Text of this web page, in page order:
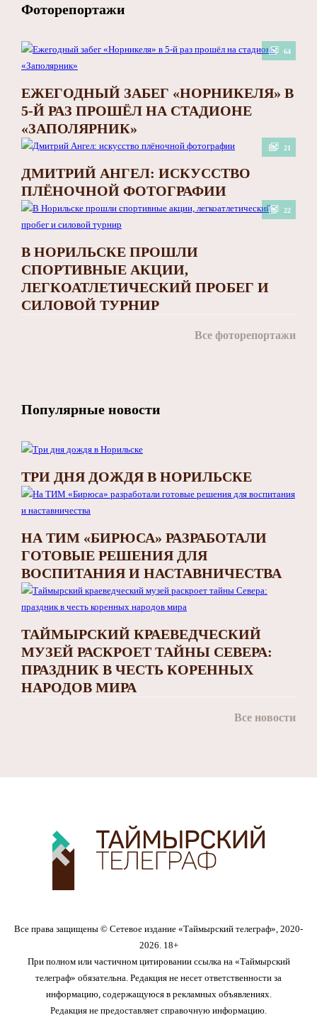
Фоторепортажи
64
ЕЖЕГОДНЫЙ ЗАБЕГ «НОРНИКЕЛЯ» В
5-Й РАЗ ПРОШЁЛ НА СТАДИОНЕ
«ЗАПОЛЯРНИК»
21
ДМИТРИЙ АНГЕЛ: ИСКУССТВО
ПЛЁНОЧНОЙ ФОТОГРАФИИ
22
В НОРИЛЬСКЕ ПРОШЛИ
СПОРТИВНЫЕ АКЦИИ,
ЛЕГКОАТЛЕТИЧЕСКИЙ ПРОБЕГ И
СИЛОВОЙ ТУРНИР
Все фоторепортажи
Популярные новости
ТРИ ДНЯ ДОЖДЯ В НОРИЛЬСКЕ
НА ТИМ «БИРЮСА» РАЗРАБОТАЛИ
ГОТОВЫЕ РЕШЕНИЯ ДЛЯ
ВОСПИТАНИЯ И НАСТАВНИЧЕСТВА
ТАЙМЫРСКИЙ КРАЕВЕДЧЕСКИЙ
МУЗЕЙ РАСКРОЕТ ТАЙНЫ СЕВЕРА:
ПРАЗДНИК В ЧЕСТЬ КОРЕННЫХ
НАРОДОВ МИРА
Все новости
Все права защищены © Сетевое издание «Таймырский телеграф», 2020-
2026. 18+
При полном или частичном цитировании ссылка на «Таймырский
телеграф» обязательна. Редакция не несет ответственности за
информацию, содержащуюся в рекламных объявлениях.
Редакция не предоставляет справочную информацию.